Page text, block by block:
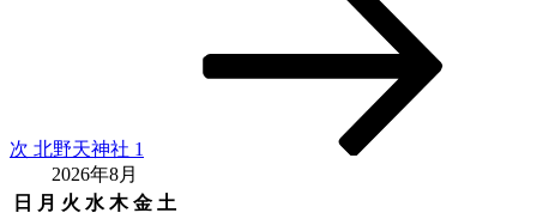
次 北野天神社 1
2026年8月
日
月 火 水 木 金 土